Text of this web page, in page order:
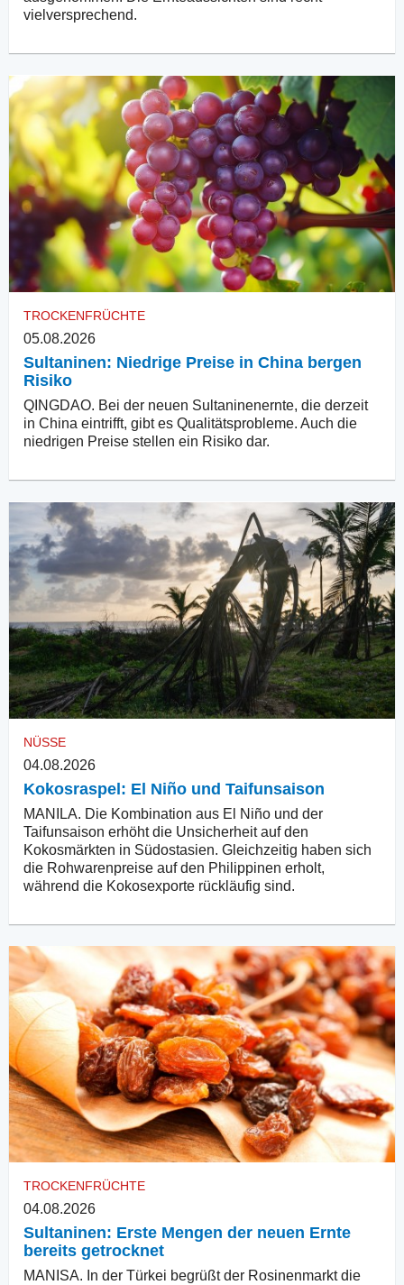
vielversprechend.
TROCKENFRÜCHTE
05.08.2026
Sultaninen: Niedrige Preise in China bergen
Risiko
QINGDAO. Bei der neuen Sultaninenernte, die derzeit
in China eintrifft, gibt es Qualitätsprobleme. Auch die
niedrigen Preise stellen ein Risiko dar.
NÜSSE
04.08.2026
Kokosraspel: El Niño und Taifunsaison
MANILA. Die Kombination aus El Niño und der
Taifunsaison erhöht die Unsicherheit auf den
Kokosmärkten in Südostasien. Gleichzeitig haben sich
die Rohwarenpreise auf den Philippinen erholt,
während die Kokosexporte rückläufig sind.
TROCKENFRÜCHTE
04.08.2026
Sultaninen: Erste Mengen der neuen Ernte
bereits getrocknet
MANISA. In der Türkei begrüßt der Rosinenmarkt die